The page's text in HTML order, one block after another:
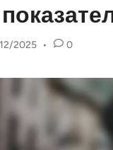
2025 • 0